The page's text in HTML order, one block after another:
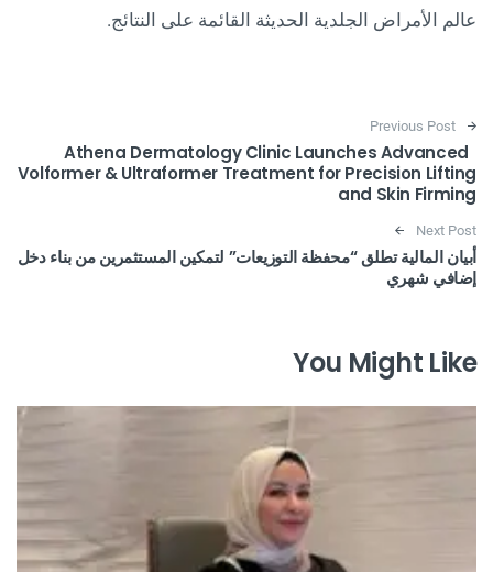
عالم الأمراض الجلدية الحديثة القائمة على النتائج.
Post navigation
Previous Post
Athena Dermatology Clinic Launches Advanced
Volformer & Ultraformer Treatment for Precision Lifting
and Skin Firming
Next Post
أبيان المالية تطلق “محفظة التوزيعات” لتمكين المستثمرين من بناء دخل
إضافي شهري
You Might Like